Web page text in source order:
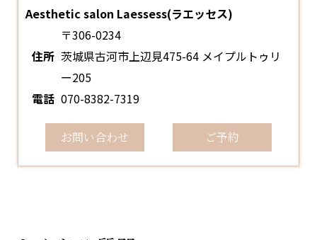
Aesthetic salon Laessess(ラエッセス)
住所
〒306-0234
茨城県古河市上辺見475-64 メイプルトゥリ
ー205
電話 070-8382-7319
お問い合わせ ご予約